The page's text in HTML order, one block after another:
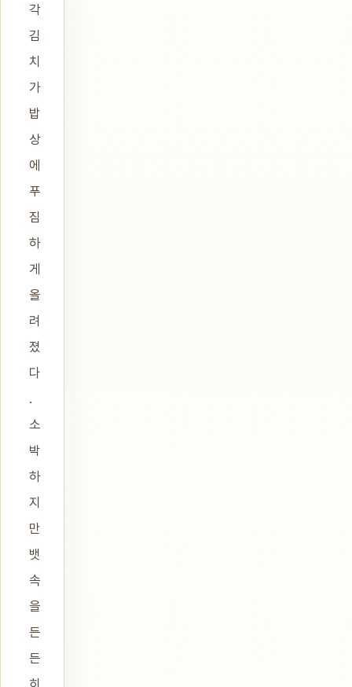
각
김
치
가
밥
상
에
푸
짐
하
게
올
려
졌
다
.
소
박
하
지
만
뱃
속
을
든
든